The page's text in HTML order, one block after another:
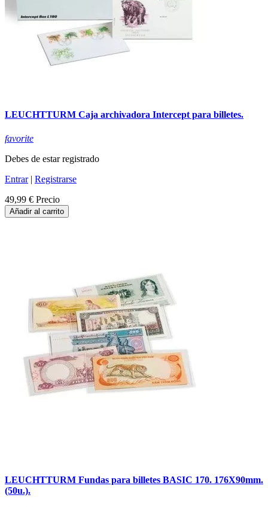
LEUCHTTURM Caja archivadora Intercept para billetes.
favorite
Debes de estar registrado
Entrar| Registrarse
49,99 € Precio
Añadir al carrito
LEUCHTTURM Fundas para billetes BASIC 170. 176X90mm.
(50u.).